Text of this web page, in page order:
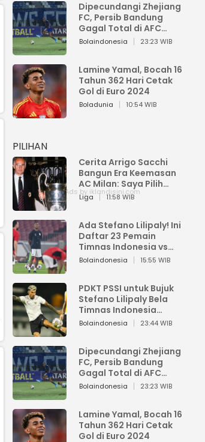
Dipecundangi Zhejiang
FC, Persib Bandung
Gagal Total di AFC
Champions League Two
Bolaindonesia 23:23 WIB
Lamine Yamal, Bocah 16
Tahun 362 Hari Cetak
Gol di Euro 2024
Boladunia 10:54 WIB
PILIHAN
Cerita Arrigo Sacchi
Bangun Era Keemasan
AC Milan: Saya Pilih
Pemain dari Isi Otaknya
Liga 11:58 WIB
Ada Stefano Lilipaly! Ini
Daftar 23 Pemain
Timnas Indonesia vs
China
Bolaindonesia 15:55 WIB
PDKT PSSI untuk Bujuk
Stefano Lilipaly Bela
Timnas Indonesia
Berakhir Berantakan
Bolaindonesia 23:44 WIB
Dipecundangi Zhejiang
FC, Persib Bandung
Gagal Total di AFC
Champions League Two
Bolaindonesia 23:23 WIB
Lamine Yamal, Bocah 16
Tahun 362 Hari Cetak
Gol di Euro 2024